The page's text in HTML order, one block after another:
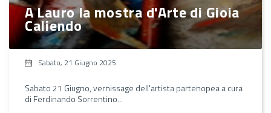
A Lauro la mostra d'Arte di Gioia
Caliendo
Sabato, 21 Giugno 2025
Sabato 21 Giugno, vernissage dell'artista partenopea a cura
di Ferdinando Sorrentino...